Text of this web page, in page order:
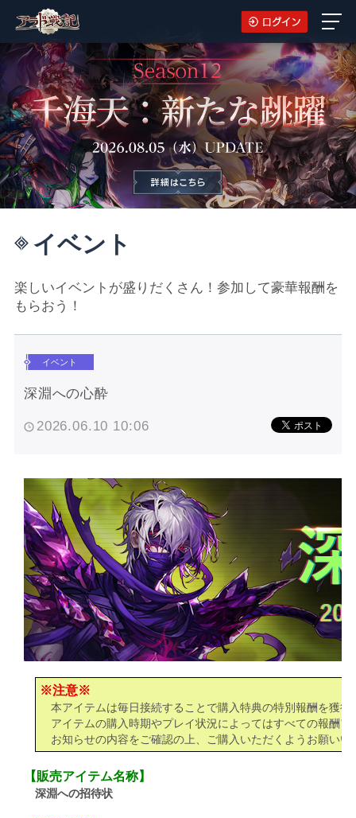
イベント
楽しいイベントが盛りだくさん！参加して豪華報酬を
もらおう！
イベント
深淵への心酔
2026.06.10 10:06
※注意※
本アイテムは毎日接続することで購入特典の特別報酬を獲得
アイテムの購入時期やプレイ状況によってはすべての報酬
お知らせの内容をご確認の上、ご購入いただくようお願いい
【販売アイテム名称】
深淵への招待状